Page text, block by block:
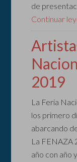
de
Continuar
2019
La Feria
los primero
abarcando
La FENAZA
año con año